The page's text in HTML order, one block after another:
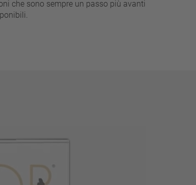
che sono sempre un passo più avanti